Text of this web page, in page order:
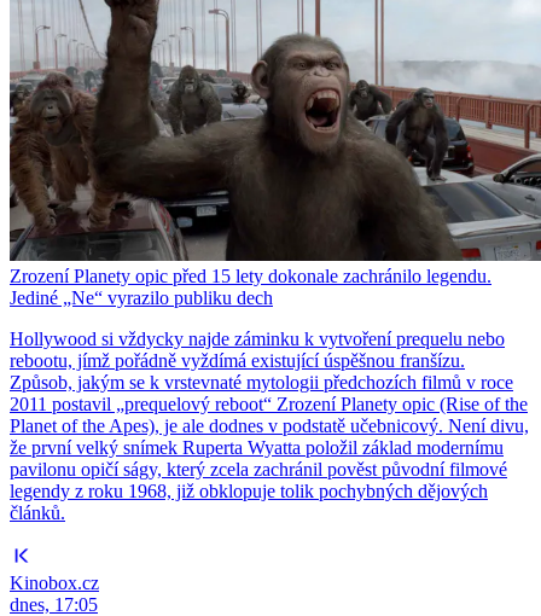
Zrození Planety opic před 15 lety dokonale zachránilo legendu.
Jediné „Ne“ vyrazilo publiku dech
Hollywood si vždycky najde záminku k vytvoření prequelu nebo
rebootu, jímž pořádně vyždímá existující úspěšnou franšízu.
Způsob, jakým se k vrstevnaté mytologii předchozích filmů v roce
2011 postavil „prequelový reboot“ Zrození Planety opic (Rise of the
Planet of the Apes), je ale dodnes v podstatě učebnicový. Není divu,
že první velký snímek Ruperta Wyatta položil základ modernímu
pavilonu opičí ságy, který zcela zachránil pověst původní filmové
legendy z roku 1968, již obklopuje tolik pochybných dějových
článků.
Kinobox.cz
dnes, 17:05